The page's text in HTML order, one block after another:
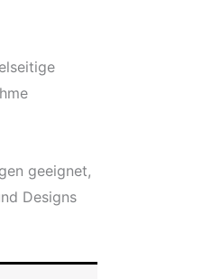
geeignet,
Designs